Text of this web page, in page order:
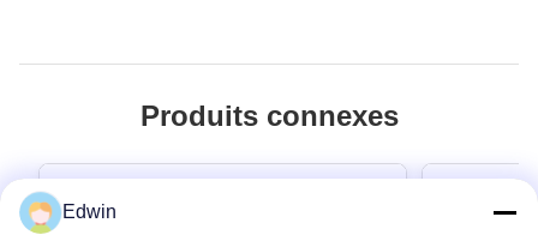
Produits connexes
Edwin